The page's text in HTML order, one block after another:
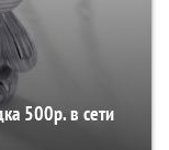
500р. в сети